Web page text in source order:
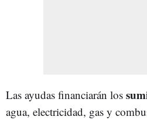
Las ayudas financiarán los
agua, electricidad, gas y